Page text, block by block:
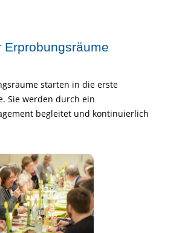
Erprobungsräume
starten in die erste
Sie werden durch ein
begleitet und kontinuierlich